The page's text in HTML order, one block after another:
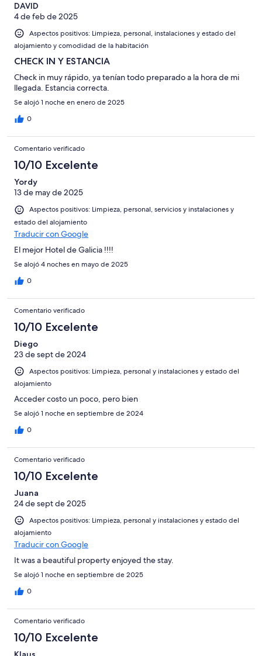
DAVID
4 de feb de 2025
Aspectos positivos: Limpieza, personal, instalaciones y estado del
alojamiento y comodidad de la habitación
CHECK IN Y ESTANCIA
Check in muy rápido, ya tenían todo preparado a la hora de mi
llegada. Estancia correcta.
Se alojó 1 noche en enero de 2025
0
Comentario verificado
10/10 Excelente
Yordy
13 de may de 2025
Aspectos positivos: Limpieza, personal, servicios y instalaciones y
estado del alojamiento
Traducir con Google
El mejor Hotel de Galicia !!!!
Se alojó 4 noches en mayo de 2025
0
Comentario verificado
10/10 Excelente
Diego
23 de sept de 2024
Aspectos positivos: Limpieza, personal y instalaciones y estado del
alojamiento
Acceder costo un poco, pero bien
Se alojó 1 noche en septiembre de 2024
0
Comentario verificado
10/10 Excelente
Juana
24 de sept de 2025
Aspectos positivos: Limpieza, personal y instalaciones y estado del
alojamiento
Traducir con Google
It was a beautiful property enjoyed the stay.
Se alojó 1 noche en septiembre de 2025
0
Comentario verificado
10/10 Excelente